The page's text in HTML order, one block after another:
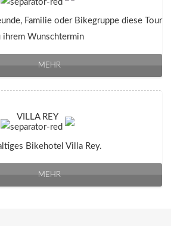
Familie oder Bikegruppe diese Tour
ihrem Wunschtermin
MEHR
VILLA REY
Bikehotel Villa Rey.
MEHR